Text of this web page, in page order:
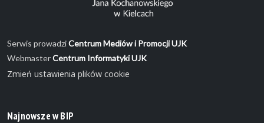
Serwis prowadziCentrum Mediów i Promocji UJK
WebmasterCentrum Informatyki UJK
Zmień ustawienia plików cookie
Najnowsze w BIP